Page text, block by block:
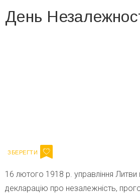
День
16 лютого 1918 р. управління Литви
декларацію про незалежність,